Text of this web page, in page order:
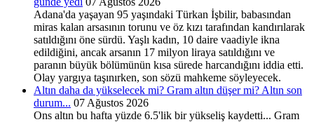
Adana'da yaşayan 95 yaşındaki Türkan İşbilir, babasından
miras kalan arsasının torunu ve öz kızı tarafından kandırılarak
satıldığını öne sürdü. Yaşlı kadın, 10 daire vaadiyle ikna
edildiğini, ancak arsanın 17 milyon liraya satıldığını ve
paranın büyük bölümünün kısa sürede harcandığını iddia etti.
Olay yargıya taşınırken, son sözü mahkeme söyleyecek.
Altın daha da yükselecek mi? Gram altın düşer mi? Altın son
durum... 07 Ağustos 2026
Ons altın bu hafta yüzde 6.5'lik bir yükseliş kaydetti... Gram